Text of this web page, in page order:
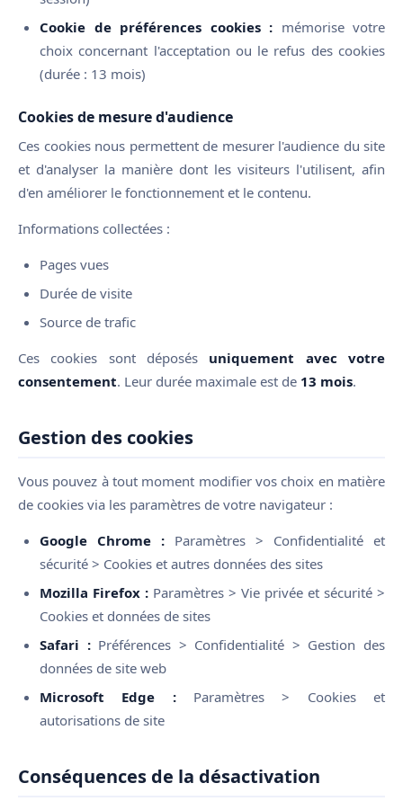
Cookie de préférences cookies : mémorise votre
choix concernant l'acceptation ou le refus des cookies
(durée : 13 mois)
Cookies de mesure d'audience
Ces cookies nous permettent de mesurer l'audience du site
et d'analyser la manière dont les visiteurs l'utilisent, afin
d'en améliorer le fonctionnement et le contenu.
Informations collectées :
Pages vues
Durée de visite
Source de trafic
Ces cookies sont déposés uniquement avec votre
consentement. Leur durée maximale est de 13 mois.
Gestion des cookies
Vous pouvez à tout moment modifier vos choix en matière
de cookies via les paramètres de votre navigateur :
Google Chrome : Paramètres > Confidentialité et
sécurité > Cookies et autres données des sites
Mozilla Firefox : Paramètres > Vie privée et sécurité >
Cookies et données de sites
Safari :Préférences > Confidentialité > Gestion des
données de site web
Microsoft Edge :Paramètres > Cookies et
autorisations de site
Conséquences de la désactivation